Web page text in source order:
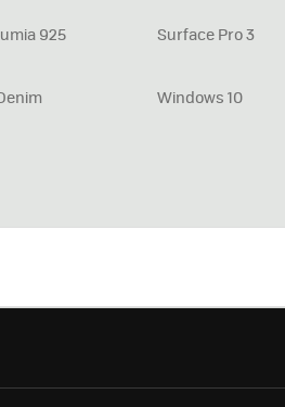
925 Surface Pro 3
Windows 10